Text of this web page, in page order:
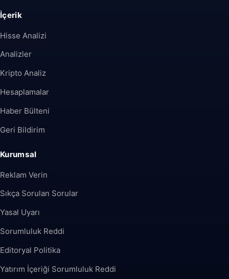
İçerik
Hisse Analizi
Analizler
Kripto Analiz
Hesaplamalar
Haber Bülteni
Geri Bildirim
Kurumsal
Reklam Verin
Sıkça Sorulan Sorular
Yasal Uyarı
Sorumluluk Reddi
Editoryal Politika
Yatırım İçeriği Sorumluluk Reddi